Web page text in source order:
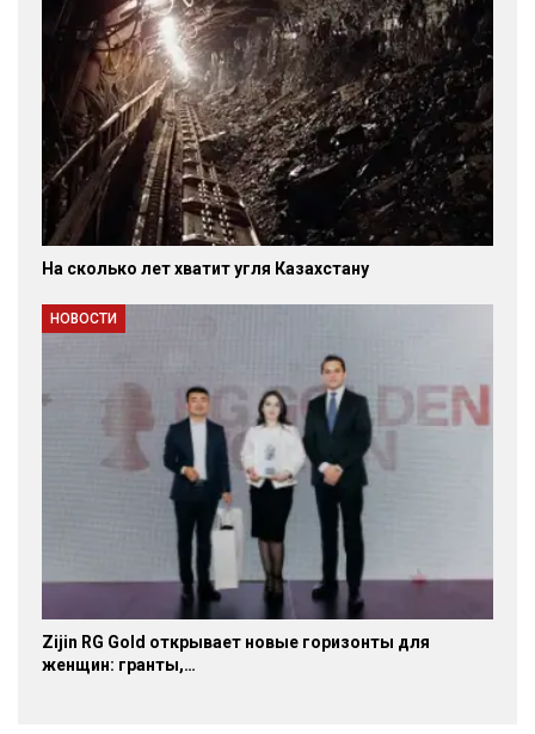
На сколько лет хватит угля Казахстану
НОВОСТИ
Zijin RG Gold открывает новые горизонты для
женщин: гранты,…